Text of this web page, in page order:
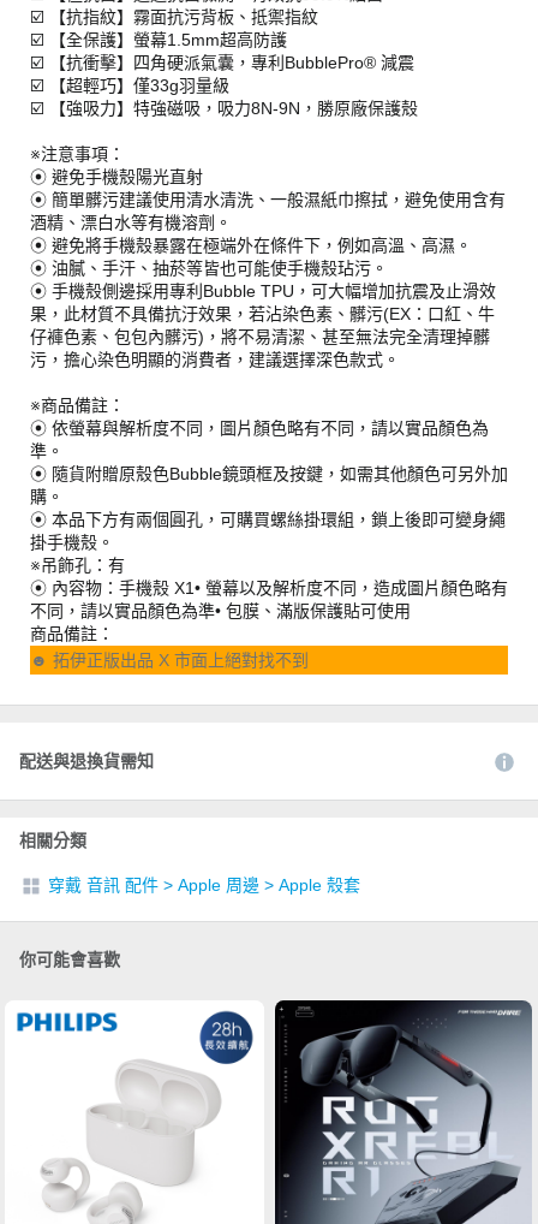
☑️ 【抗指紋】霧面抗污背板、抵禦指紋
☑️ 【全保護】螢幕1.5mm超高防護
☑️ 【抗衝擊】四角硬派氣囊，專利BubblePro® 減震
☑️ 【超輕巧】僅33g羽量級
☑️ 【強吸力】特強磁吸，吸力8N-9N，勝原廠保護殼
※注意事項：
⦿ 避免手機殼陽光直射
⦿ 簡單髒污建議使用清水清洗、一般濕紙巾擦拭，避免使用含有
酒精、漂白水等有機溶劑。
⦿ 避免將手機殼暴露在極端外在條件下，例如高溫、高濕。
⦿ 油膩、手汗、抽菸等皆也可能使手機殼玷污。
⦿ 手機殼側邊採用專利Bubble TPU，可大幅增加抗震及止滑效
果，此材質不具備抗汙效果，若沾染色素、髒污(EX：口紅、牛
仔褲色素、包包內髒污)，將不易清潔、甚至無法完全清理掉髒
污，擔心染色明顯的消費者，建議選擇深色款式。
※商品備註：
⦿ 依螢幕與解析度不同，圖片顏色略有不同，請以實品顏色為
準。
⦿ 隨貨附贈原殼色Bubble鏡頭框及按鍵，如需其他顏色可另外加
購。
⦿ 本品下方有兩個圓孔，可購買螺絲掛環組，鎖上後即可變身繩
掛手機殼。
※吊飾孔：有
⦿ 內容物：手機殼 X1• 螢幕以及解析度不同，造成圖片顏色略有
不同，請以實品顏色為準• 包膜、滿版保護貼可使用
商品備註：
☻ 拓伊正版出品 X 市面上絕對找不到
配送與退換貨需知
相關分類
穿戴 音訊 配件 > Apple 周邊 > Apple 殼套
你可能會喜歡